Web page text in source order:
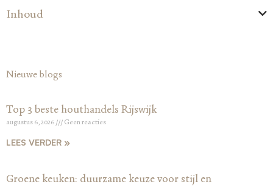
Inhoud
Nieuwe blogs
Top 3 beste houthandels Rijswijk
augustus 6, 2026 Geen reacties
LEES VERDER »
Groene keuken: duurzame keuze voor stijl en